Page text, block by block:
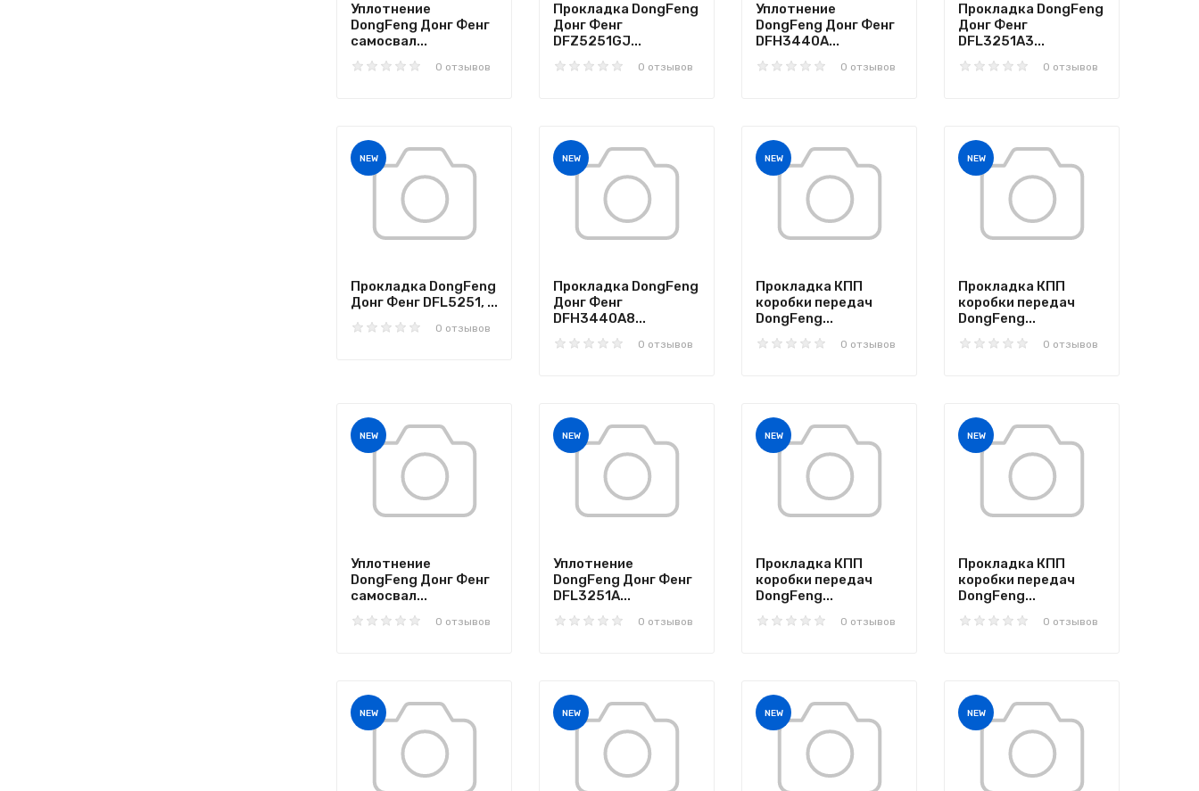
Уплотнение
DongFeng Донг Фенг
самосвал...
0 отзывов
Прокладка DongFeng
Донг Фенг
DFZ5251GJ...
0 отзывов
Уплотнение
DongFeng Донг Фенг
DFH3440A...
0 отзывов
Прокладка DongFeng
Донг Фенг
DFL3251A3...
0 отзывов
NEW
Прокладка DongFeng
Донг Фенг DFL5251, ...
0 отзывов
NEW
Прокладка DongFeng
Донг Фенг
DFH3440A8...
0 отзывов
NEW
Прокладка КПП
коробки передач
DongFeng...
0 отзывов
NEW
Прокладка КПП
коробки передач
DongFeng...
0 отзывов
NEW
Уплотнение
DongFeng Донг Фенг
самосвал...
0 отзывов
NEW
Уплотнение
DongFeng Донг Фенг
DFL3251A...
0 отзывов
NEW
Прокладка КПП
коробки передач
DongFeng...
0 отзывов
NEW
Прокладка КПП
коробки передач
DongFeng...
0 отзывов
NEW NEW NEW NEW